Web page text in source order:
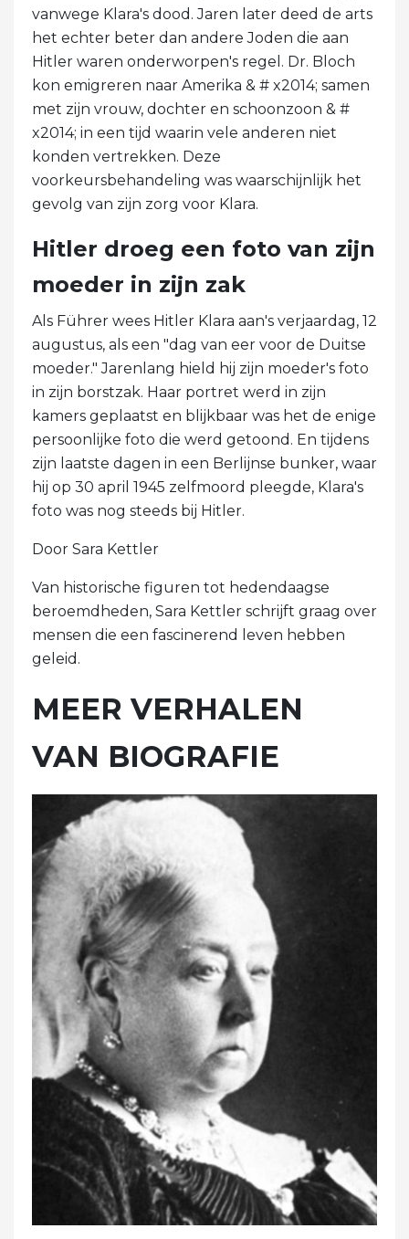
vanwege Klara's dood. Jaren later deed de arts
het echter beter dan andere Joden die aan
Hitler waren onderworpen's regel. Dr. Bloch
kon emigreren naar Amerika & # x2014; samen
met zijn vrouw, dochter en schoonzoon & #
x2014; in een tijd waarin vele anderen niet
konden vertrekken. Deze
voorkeursbehandeling was waarschijnlijk het
gevolg van zijn zorg voor Klara.
Hitler droeg een foto van zijn
moeder in zijn zak
Als Führer wees Hitler Klara aan's verjaardag, 12
augustus, als een "dag van eer voor de Duitse
moeder." Jarenlang hield hij zijn moeder's foto
in zijn borstzak. Haar portret werd in zijn
kamers geplaatst en blijkbaar was het de enige
persoonlijke foto die werd getoond. En tijdens
zijn laatste dagen in een Berlijnse bunker, waar
hij op 30 april 1945 zelfmoord pleegde, Klara's
foto was nog steeds bij Hitler.
Door Sara Kettler
Van historische figuren tot hedendaagse
beroemdheden, Sara Kettler schrijft graag over
mensen die een fascinerend leven hebben
geleid.
MEER VERHALEN
VAN BIOGRAFIE